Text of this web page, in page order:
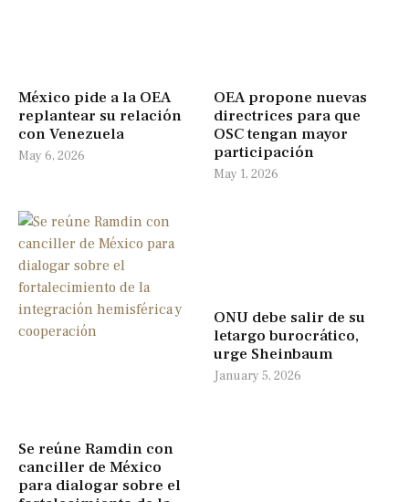
México pide a la OEA
replantear su relación
con Venezuela
May 6, 2026
OEA propone nuevas
directrices para que
OSC tengan mayor
participación
May 1, 2026
Se reúne Ramdin con
canciller de México
para dialogar sobre el
ONU debe salir de su
letargo burocrático,
urge Sheinbaum
January 5, 2026